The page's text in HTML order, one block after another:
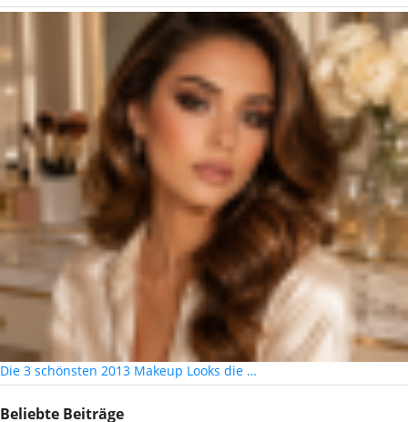
Die 3 schönsten 2013 Makeup Looks die …
Beliebte Beiträge